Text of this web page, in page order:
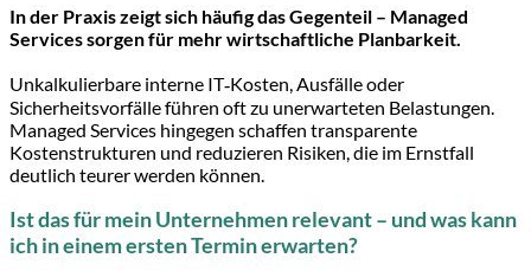
In der Praxis zeigt sich häufig das Gegenteil – Managed
Services sorgen für mehr wirtschaftliche Planbarkeit.
Unkalkulierbare interne IT‑Kosten, Ausfälle oder
Sicherheitsvorfälle führen oft zu unerwarteten Belastungen.
Managed Services hingegen schaffen transparente
Kostenstrukturen und reduzieren Risiken, die im Ernstfall
deutlich teurer werden können.
Ist das für mein Unternehmen relevant – und was kann
ich in einem ersten Termin erwarten?